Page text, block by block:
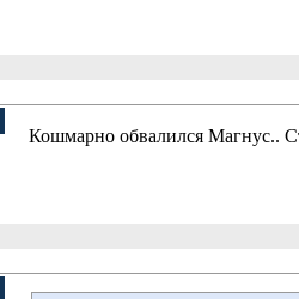
Кошмарно обвалился Магнус..